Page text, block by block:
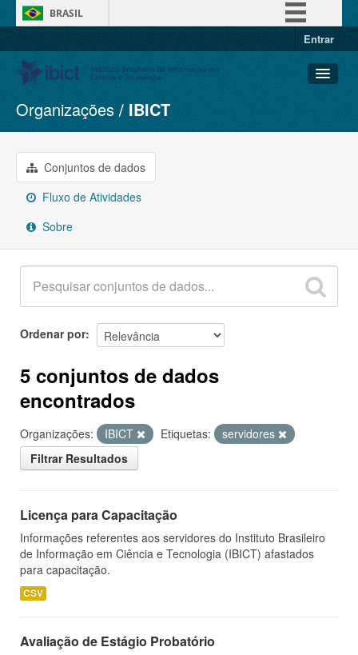
BRASIL
Entrar
Conjuntos de dados
Organizações
Grupos
Sobre
Organizações IBICT
Conjuntos de dados
Fluxo de Atividades
Sobre
Ordenar por
5 conjuntos de dados
encontrados
Organizações: IBICT Etiquetas:
servidores
Filtrar Resultados
Licença para Capacitação
Informações referentes aos servidores do Instituto Brasileiro
de Informação em Ciência e Tecnologia (IBICT) afastados
para capacitação.
CSV
Avaliação de Estágio Probatório